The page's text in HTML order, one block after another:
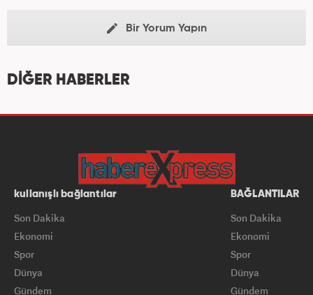
Bir Yorum Yapın
DİĞER HABERLER
kullanışlı bağlantılar
Son Dakika
Ekonomi
Spor
Dünya
Gündem
BAĞLANTILAR
Son Dakika
Ekonomi
Spor
Dünya
Gündem